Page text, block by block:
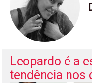
Leopardo é a
tendência nos